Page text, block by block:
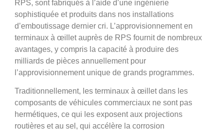
RPS, sont fabriqués à l’aide d’une ingénierie
sophistiquée et produits dans nos installations
d’emboutissage dernier cri. L’approvisionnement en
terminaux à œillet auprès de RPS fournit de nombreux
avantages, y compris la capacité à produire des
milliards de pièces annuellement pour
l’approvisionnement unique de grands programmes.
Traditionnellement, les terminaux à œillet dans les
composants de véhicules commerciaux ne sont pas
hermétiques, ce qui les exposent aux projections
routières et au sel, qui accélère la corrosion